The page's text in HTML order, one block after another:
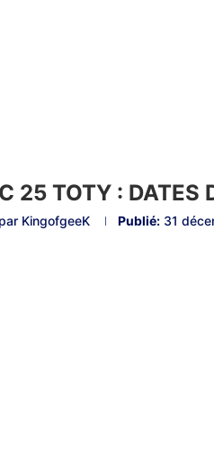
25 TOTY : DATES
KingofgeeK Publié: 31